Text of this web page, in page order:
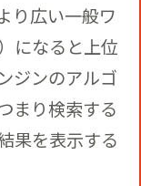
り広い一般ワ
になると上位
ジンのアルゴ
まり検索する
果を表示する